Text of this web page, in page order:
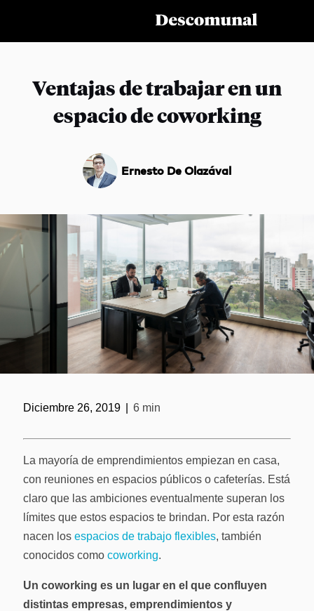
Servicios
¿QUÉ ESTÁS BUSCANDO?
Solicitar
Ventajas de trabajar en un
espacio de coworking
Ernesto De Olazával
Diciembre 26, 2019 6 min
La mayoría de emprendimientos empiezan en casa,
con reuniones en espacios públicos o cafeterías. Está
claro que las ambiciones eventualmente superan los
límites que estos espacios te brindan. Por esta razón
nacen los espacios de trabajo flexibles, también
conocidos como coworking.
Un coworking es un lugar en el que confluyen
distintas empresas, emprendimientos y